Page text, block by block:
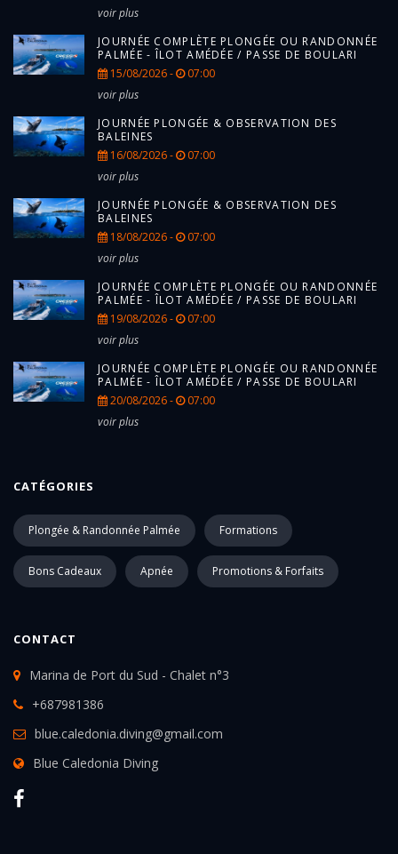
voir plus
JOURNÉE COMPLÈTE PLONGÉE OU RANDONNÉE
PALMÉE - ÎLOT AMÉDÉE / PASSE DE BOULARI
15/08/2026 -
07:00
voir plus
JOURNÉE PLONGÉE & OBSERVATION DES
BALEINES
16/08/2026 -
07:00
voir plus
JOURNÉE PLONGÉE & OBSERVATION DES
BALEINES
18/08/2026 -
07:00
voir plus
JOURNÉE COMPLÈTE PLONGÉE OU RANDONNÉE
PALMÉE - ÎLOT AMÉDÉE / PASSE DE BOULARI
19/08/2026 -
07:00
voir plus
JOURNÉE COMPLÈTE PLONGÉE OU RANDONNÉE
PALMÉE - ÎLOT AMÉDÉE / PASSE DE BOULARI
20/08/2026 -
07:00
voir plus
CATÉGORIES
Plongée & Randonnée Palmée Formations
Bons Cadeaux Apnée Promotions & Forfaits
CONTACT
Marina de Port du Sud - Chalet n°3
+687981386
blue.caledonia.diving@gmail.com
Blue Caledonia Diving